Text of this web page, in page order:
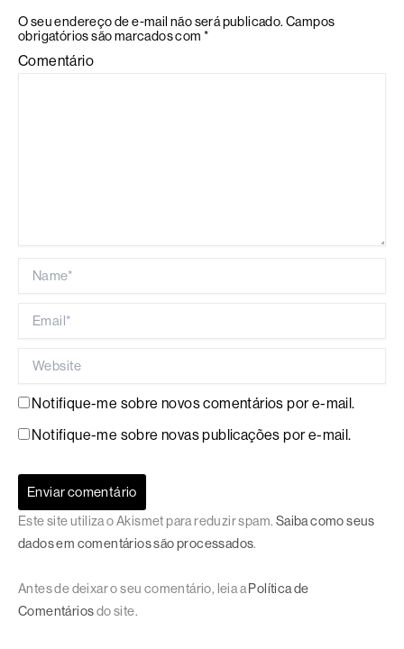
O seu endereço de e-mail não será publicado. Campos
obrigatórios são marcados com *
Comentário
Notifique-me sobre novos comentários por e-mail.
Notifique-me sobre novas publicações por e-mail.
Este site utiliza o Akismet para reduzir spam. Saiba como seus
dados em comentários são processados.
Antes de deixar o seu comentário, leia a Política de
Comentáriosdo site.